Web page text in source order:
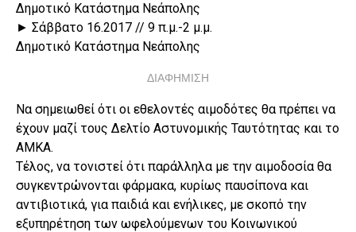
Δημοτικό Κατάστημα Νεάπολης
► Σάββατο 16.2017 // 9 π.μ.-2 μ.μ.
Δημοτικό Κατάστημα Νεάπολης
ΔΙΑΦΗΜΙΣΗ
Να σημειωθεί ότι οι εθελοντές αιμοδότες θα πρέπει να
έχουν μαζί τους Δελτίο Αστυνομικής Ταυτότητας και το
ΑΜΚΑ.
Τέλος, να τονιστεί ότι παράλληλα με την αιμοδοσία θα
συγκεντρώνονται φάρμακα, κυρίως παυσίπονα και
αντιβιοτικά, για παιδιά και ενήλικες, με σκοπό την
εξυπηρέτηση των ωφελούμενων του Κοινωνικού